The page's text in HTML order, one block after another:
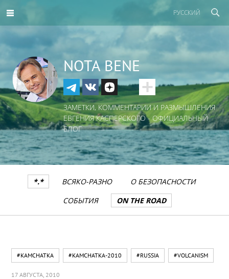
РУССКИЙ
NOTA BENE
ЗАМЕТКИ, КОММЕНТАРИИ И РАЗМЫШЛЕНИЯ
ЕВГЕНИЯ КАСПЕРСКОГО - ОФИЦИАЛЬНЫЙ
БЛОГ
*.* ВСЯКО-РАЗНО
О БЕЗОПАСНОСТИ
СОБЫТИЯ
ON THE ROAD
#KAMCHATKA #KAMCHATKA-2010 #RUSSIA #VOLCANISM
17 АВГУСТА, 2010